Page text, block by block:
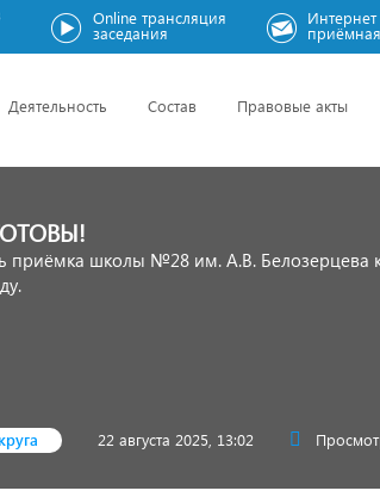
Online трансляция
заседания
Интернет
приёмная
Деятельность Состав Правовые акты
приёмка школы №28 им. А.В. Белозерцева
22 августа 2025, 13:02